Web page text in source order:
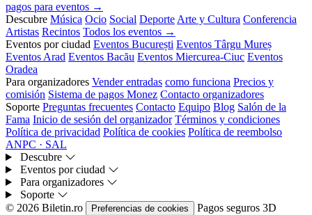
pagos para eventos →
Descubre Música Ocio Social Deporte Arte y Cultura Conferencia
Artistas Recintos Todos los eventos →
Eventos por ciudad Eventos București Eventos Târgu Mureș
Eventos Arad Eventos Bacău Eventos Miercurea-Ciuc Eventos
Oradea
Para organizadores Vender entradas como funciona Precios y
comisión Sistema de pagos Monez Contacto organizadores
Soporte Preguntas frecuentes Contacto Equipo Blog Salón de la
Fama Inicio de sesión del organizador Términos y condiciones
Política de privacidad Política de cookies Política de reembolso
ANPC · SAL
Descubre
Eventos por ciudad
Para organizadores
Soporte
© 2026 Biletin.ro
Preferencias de cookies Pagos seguros 3D